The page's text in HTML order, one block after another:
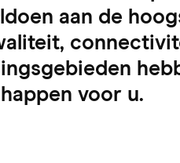
aan de
voor u.